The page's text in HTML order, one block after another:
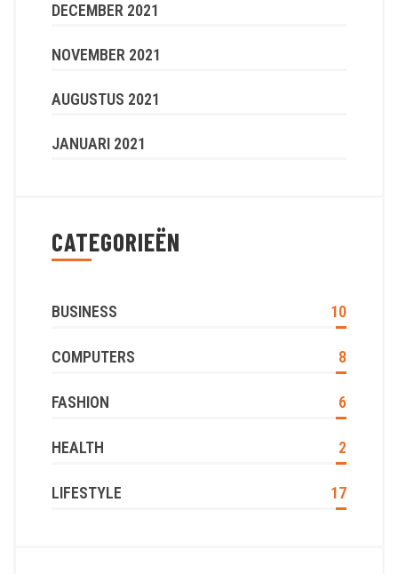
DECEMBER 2021
NOVEMBER 2021
AUGUSTUS 2021
JANUARI 2021
CATEGORIEËN
BUSINESS 10
COMPUTERS 8
FASHION 6
HEALTH 2
LIFESTYLE 17